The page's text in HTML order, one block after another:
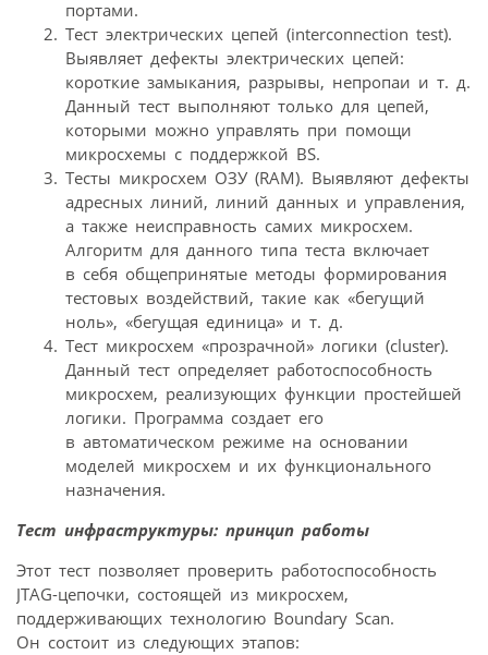
портами.
Тест электрических цепей (interconnection test).
Выявляет дефекты электрических цепей:
короткие замыкания, разрывы, непропаи и т. д.
Данный тест выполняют только для цепей,
которыми можно управлять при помощи
микросхемы с поддержкой BS.
Тесты микросхем ОЗУ (RAM). Выявляют дефекты
адресных линий, линий данных и управления,
а также неисправность самих микросхем.
Алгоритм для данного типа теста включает
в себя общепринятые методы формирования
тестовых воздействий, такие как «бегущий
ноль», «бегущая единица» и т. д.
Тест микросхем «прозрачной» логики (cluster).
Данный тест определяет работоспособность
микросхем, реализующих функции простейшей
логики. Программа создает его
в автоматическом режиме на основании
моделей микросхем и их функционального
назначения.
Тест инфраструктуры: принцип работы
Этот тест позволяет проверить работоспособность
JTAG-цепочки, состоящей из микросхем,
поддерживающих технологию Boundary Scan.
Он состоит из следующих этапов: